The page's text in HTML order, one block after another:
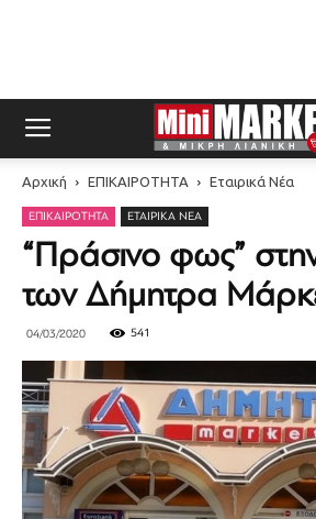
Αρχική ΕΠΙΚΑΙΡΟΤΗΤΑ Εταιρικά Νέα
ΕΠΙΚΑΙΡΟΤΗΤΑ ΕΤΑΙΡΙΚΆ ΝΈΑ
“Πράσινο φως”
των Δήμητρα
04/03/2020 541